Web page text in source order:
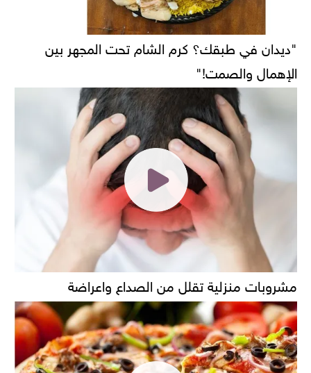
"ديدان في طبقك؟ كرم الشام تحت المجهر بين
الإهمال والصمت!"
مشروبات منزلية تقلل من الصداع واعراضة